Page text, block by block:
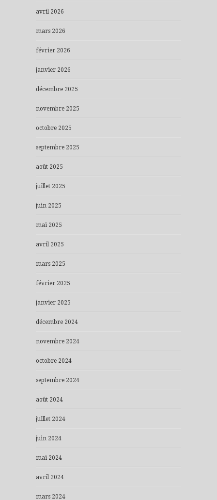
avril 2026
mars 2026
février 2026
janvier 2026
décembre 2025
novembre 2025
octobre 2025
septembre 2025
août 2025
juillet 2025
juin 2025
mai 2025
avril 2025
mars 2025
février 2025
janvier 2025
décembre 2024
novembre 2024
octobre 2024
septembre 2024
août 2024
juillet 2024
juin 2024
mai 2024
avril 2024
mars 2024